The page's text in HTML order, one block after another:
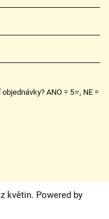
ANO = 5⭐, NE =
květin. Powered by